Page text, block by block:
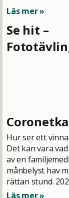
Läs mer »
Se hit –
Hur ser ett
Det kan vara
av en
månbelyst hav
rättan stund.
Läs mer »